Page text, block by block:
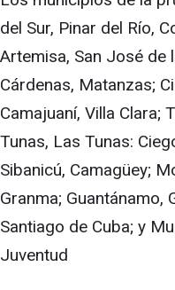
del Sur, Pinar del Río,
Artemisa, San José de
Cárdenas, Matanzas;
Camajuaní, Villa Clara;
Tunas, Las Tunas:
Sibanicú, Camagüey;
Granma; Guantánamo,
Santiago de Cuba; y
Juventud